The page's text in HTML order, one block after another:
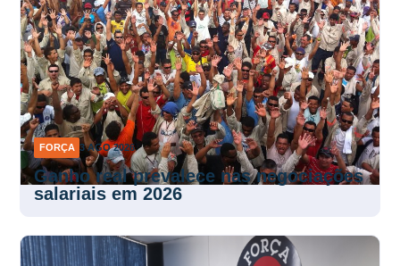
FORÇA 3 AGO 2026
Ganho real prevalece nas negociações
salariais em 2026